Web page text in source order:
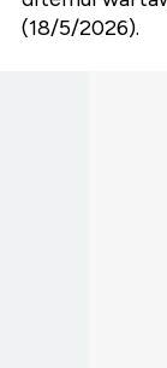
(18/5/2026).